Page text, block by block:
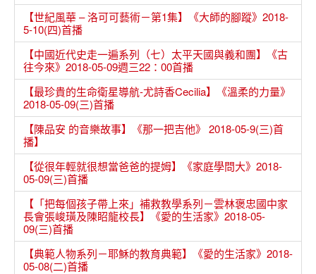
【世紀風華 – 洛可可藝術－第1集】《大師的腳蹤》2018-
5-10(四)首播
【中國近代史走一遍系列（七）太平天國與義和團】《古
往今來》2018-05-09週三22：00首播
【最珍貴的生命衛星導航-尤詩香Cecilia】《溫柔的力量》
2018-05-09(三)首播
【陳品安 的音樂故事】《那一把吉他》 2018-05-9(三)首
播】
【從很年輕就很想當爸爸的提姆】《家庭學問大》2018-
05-09(三)首播
【「把每個孩子帶上來」補救教學系列－雲林褒忠國中家
長會張峻璜及陳眧龍校長】《愛的生活家》2018-05-
09(三)首播
【典範人物系列－耶穌的教育典範】《愛的生活家》2018-
05-08(二)首播